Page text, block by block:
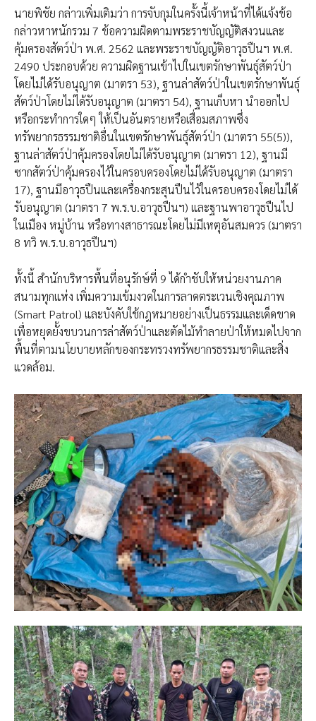
นายพิชัย กล่าวเพิ่มเติมว่า การจับกุมในครั้งนี้เจ้าหน้าที่ได้แจ้งข้อ
กล่าวหาหนักรวม 7 ข้อความผิดตามพระราชบัญญัติสงวนและ
คุ้มครองสัตว์ป่า พ.ศ. 2562 และพระราชบัญญัติอาวุธปืนฯ พ.ศ.
2490 ประกอบด้วย ความผิดฐานเข้าไปในเขตรักษาพันธุ์สัตว์ป่า
โดยไม่ได้รับอนุญาต (มาตรา 53), ฐานล่าสัตว์ป่าในเขตรักษาพันธุ์
สัตว์ป่าโดยไม่ได้รับอนุญาต (มาตรา 54), ฐานเก็บหา นำออกไป
หรือกระทำการใดๆ ให้เป็นอันตรายหรือเสื่อมสภาพซึ่ง
ทรัพยากรธรรมชาติอื่นในเขตรักษาพันธุ์สัตว์ป่า (มาตรา 55(5)),
ฐานล่าสัตว์ป่าคุ้มครองโดยไม่ได้รับอนุญาต (มาตรา 12), ฐานมี
ซากสัตว์ป่าคุ้มครองไว้ในครอบครองโดยไม่ได้รับอนุญาต (มาตรา
17), ฐานมีอาวุธปืนและเครื่องกระสุนปืนไว้ในครอบครองโดยไม่ได้
รับอนุญาต (มาตรา 7 พ.ร.บ.อาวุธปืนฯ) และฐานพาอาวุธปืนไป
ในเมือง หมู่บ้าน หรือทางสาธารณะโดยไม่มีเหตุอันสมควร (มาตรา
8 ทวิ พ.ร.บ.อาวุธปืนฯ)
ทั้งนี้ สำนักบริหารพื้นที่อนุรักษ์ที่ 9 ได้กำชับให้หน่วยงานภาค
สนามทุกแห่ง เพิ่มความเข้มงวดในการลาดตระเวนเชิงคุณภาพ
(Smart Patrol) และบังคับใช้กฎหมายอย่างเป็นธรรมและเด็ดขาด
เพื่อหยุดยั้งขบวนการล่าสัตว์ป่าและตัดไม้ทำลายป่าให้หมดไปจาก
พื้นที่ตามนโยบายหลักของกระทรวงทรัพยากรธรรมชาติและสิ่ง
แวดล้อม.